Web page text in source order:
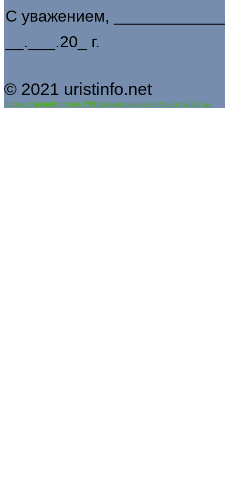
С уважением,
__.___.20_ г.
© 2021 uristinfo.net
Історія УкраїниИстория РФИсковые заявленияКонтактыСтатьи